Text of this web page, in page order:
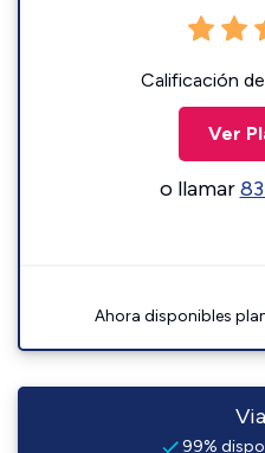
Calificación
Ver
o llamar
Ahora disponibles
99%